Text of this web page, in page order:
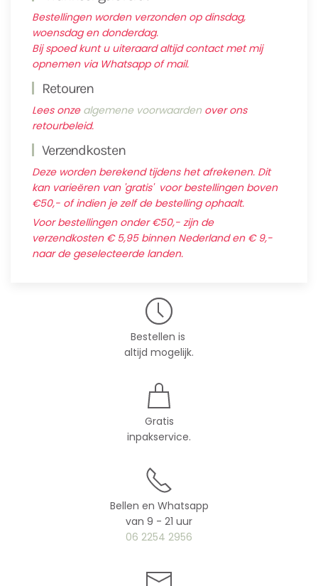
Bestellingen worden verzonden op dinsdag,
woensdag en donderdag.
Bij spoed kunt u uiteraard altijd contact met mij
opnemen via Whatsapp of mail.
Retouren
Lees onze algemene voorwaarden over ons
retourbeleid.
Verzendkosten
Deze worden berekend tijdens het afrekenen. Dit
kan varieëren van 'gratis' voor bestellingen boven
€50,- of indien je zelf de bestelling ophaalt.
Voor bestellingen onder €50,- zijn de
verzendkosten € 5,95 binnen Nederland en € 9,-
naar de geselecteerde landen.
Bestellen is
altijd mogelijk.
Gratis
inpakservice.
Bellen en Whatsapp
van 9 - 21 uur
06 2254 2956